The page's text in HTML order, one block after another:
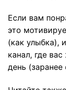
Если вам
это
(как улыбка),
канал, где
день